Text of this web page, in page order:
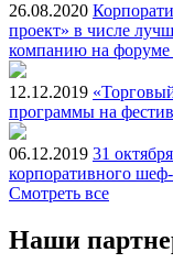
26.08.2020
проект» в числе
компанию на форуме
12.12.2019
программы на
06.12.2019 31
корпоративного
Смотреть все
Наши